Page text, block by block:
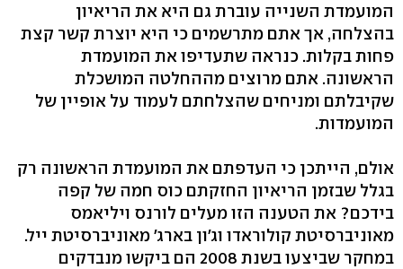
המועמדת השנייה עוברת גם היא את הריאיון
בהצלחה, אך אתם מתרשמים כי היא יוצרת קשר קצת
פחות בקלות. כנראה שתעדיפו את המועמדת
הראשונה. אתם מרוצים מההחלטה המושכלת
שקיבלתם ומניחים שהצלחתם לעמוד על אופיין של
המועמדות.
אולם, הייתכן כי העדפתם את המועמדת הראשונה רק
בגלל שבזמן הריאיון החזקתם כוס חמה של קפה
בידכם? את הטענה הזו מעלים לורנס ויליאמס
מאוניברסיטת קולוראדו וג'ון בארג' מאוניברסיטת ייל.
במחקר שביצעו בשנת 2008 הם ביקשו מנבדקים